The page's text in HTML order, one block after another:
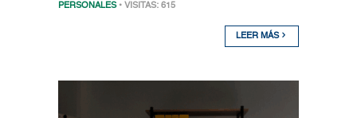
PERSONALES • VISITAS: 615
LEER MÁS